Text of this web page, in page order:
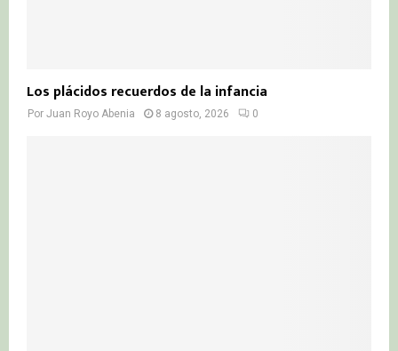
Los plácidos recuerdos de la infancia
Por Juan Royo Abenia 8 agosto, 2026 0